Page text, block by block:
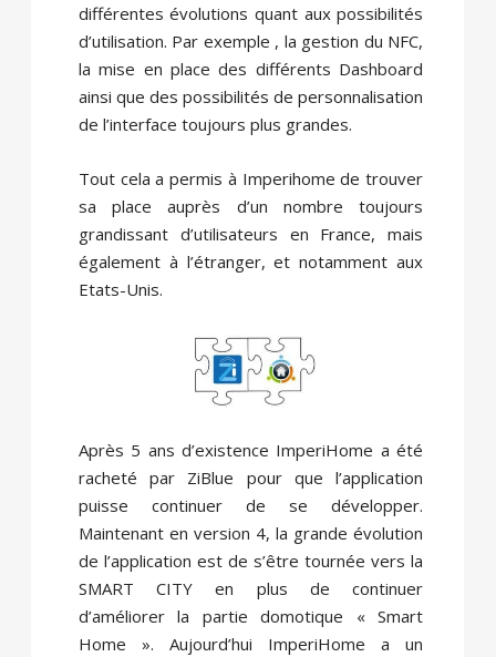
différentes évolutions quant aux possibilités
d’utilisation. Par exemple , la gestion du NFC,
la mise en place des différents Dashboard
ainsi que des possibilités de personnalisation
de l’interface toujours plus grandes.
Tout cela a permis à Imperihome de trouver
sa place auprès d’un nombre toujours
grandissant d’utilisateurs en France, mais
également à l’étranger, et notamment aux
Etats-Unis.
Après 5 ans d’existence ImperiHome a été
racheté par ZiBlue pour que l’application
puisse continuer de se développer.
Maintenant en version 4, la grande évolution
de l’application est de s’être tournée vers la
SMART CITY en plus de continuer
d’améliorer la partie domotique « Smart
Home ». Aujourd’hui ImperiHome a un